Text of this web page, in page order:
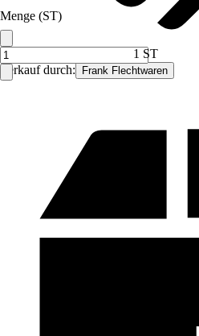
Verkauf durch: Frank Flechtwaren
Menge (ST)
1 ST